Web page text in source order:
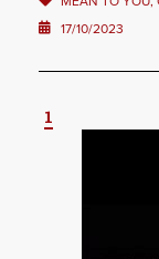
17/10/2023
1